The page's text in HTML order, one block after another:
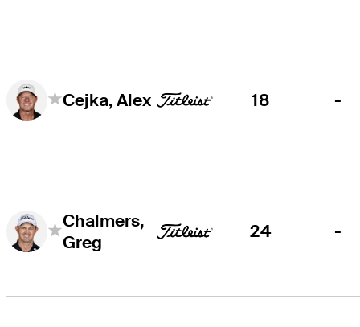
Cejka, Alex 18 -
Chalmers,
Greg
24 -